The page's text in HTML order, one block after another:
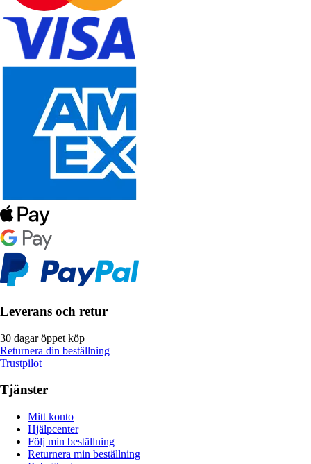
Leverans och retur
30 dagar öppet köp
Returnera din beställning
Trustpilot
Tjänster
Mitt konto
Hjälpcenter
Följ min beställning
Returnera min beställning